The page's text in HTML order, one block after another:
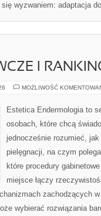
się wyzwaniem: adaptacja
I
MOŻLIWOŚĆ
Estetica Endermologia to
osobach, które chcą
jednocześnie rozumieć, jak
pielęgnacji, na czym
które procedury
miejsce łączy
zachodzących
wybierać rozwiązania